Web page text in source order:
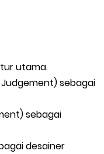
utama.
sebagai
sebagai
desainer